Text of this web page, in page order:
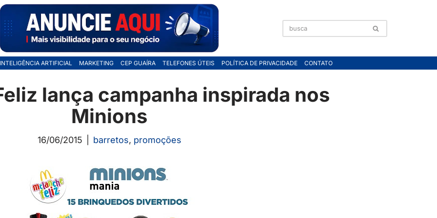
INTELIGÊNCIA ARTIFICIAL MARKETING CEP GUAÍRA TELEFONES ÚTEIS POLÍTICA DE PRIVACIDADE CONTATO
lança campanha inspirada nos
Minions
16/06/2015 barretos, promoções